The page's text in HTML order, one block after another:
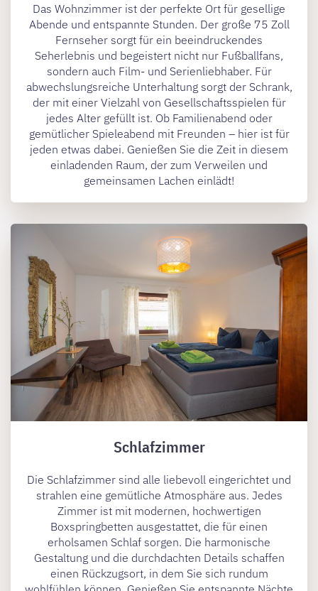
Das Wohnzimmer ist der perfekte Ort für gesellige
Abende und entspannte Stunden. Der große 75 Zoll
Fernseher sorgt für ein beeindruckendes
Seherlebnis und begeistert nicht nur Fußballfans,
sondern auch Film- und Serienliebhaber. Für
abwechslungsreiche Unterhaltung sorgt der Schrank,
der mit einer Vielzahl von Gesellschaftsspielen für
jedes Alter gefüllt ist. Ob Familienabend oder
gemütlicher Spieleabend mit Freunden – hier ist für
jeden etwas dabei. Genießen Sie die Zeit in diesem
einladenden Raum, der zum Verweilen und
gemeinsamen Lachen einlädt!
Schlafzimmer
Die Schlafzimmer sind alle liebevoll eingerichtet und
strahlen eine gemütliche Atmosphäre aus. Jedes
Zimmer ist mit modernen, hochwertigen
Boxspringbetten ausgestattet, die für einen
erholsamen Schlaf sorgen. Die harmonische
Gestaltung und die durchdachten Details schaffen
einen Rückzugsort, in dem Sie sich rundum